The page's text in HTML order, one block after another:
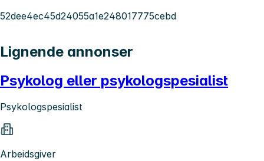
52dee4ec45d24055a1e248017775cebd
Lignende annonser
Psykolog eller psykologspesialist
Psykologspesialist
Arbeidsgiver